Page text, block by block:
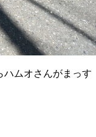
ムオさんがまっす